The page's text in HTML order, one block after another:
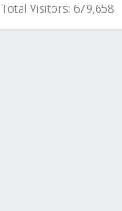
Total Visitors: 679,658